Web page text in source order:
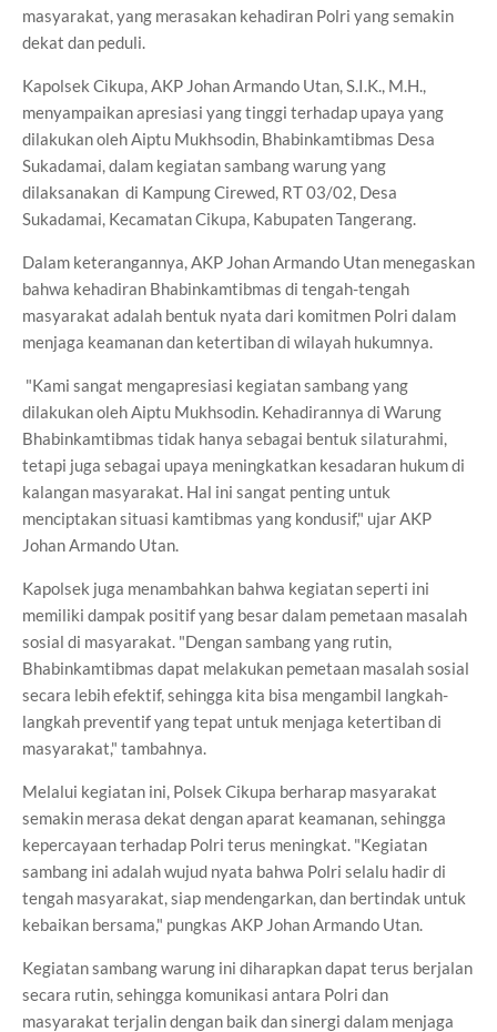
masyarakat, yang merasakan kehadiran Polri yang semakin
dekat dan peduli.
Kapolsek Cikupa, AKP Johan Armando Utan, S.I.K., M.H.,
menyampaikan apresiasi yang tinggi terhadap upaya yang
dilakukan oleh Aiptu Mukhsodin, Bhabinkamtibmas Desa
Sukadamai, dalam kegiatan sambang warung yang
dilaksanakan di Kampung Cirewed, RT 03/02, Desa
Sukadamai, Kecamatan Cikupa, Kabupaten Tangerang.
Dalam keterangannya, AKP Johan Armando Utan menegaskan
bahwa kehadiran Bhabinkamtibmas di tengah-tengah
masyarakat adalah bentuk nyata dari komitmen Polri dalam
menjaga keamanan dan ketertiban di wilayah hukumnya.
"Kami sangat mengapresiasi kegiatan sambang yang
dilakukan oleh Aiptu Mukhsodin. Kehadirannya di Warung
Bhabinkamtibmas tidak hanya sebagai bentuk silaturahmi,
tetapi juga sebagai upaya meningkatkan kesadaran hukum di
kalangan masyarakat. Hal ini sangat penting untuk
menciptakan situasi kamtibmas yang kondusif," ujar AKP
Johan Armando Utan.
Kapolsek juga menambahkan bahwa kegiatan seperti ini
memiliki dampak positif yang besar dalam pemetaan masalah
sosial di masyarakat. "Dengan sambang yang rutin,
Bhabinkamtibmas dapat melakukan pemetaan masalah sosial
secara lebih efektif, sehingga kita bisa mengambil langkah-
langkah preventif yang tepat untuk menjaga ketertiban di
masyarakat," tambahnya.
Melalui kegiatan ini, Polsek Cikupa berharap masyarakat
semakin merasa dekat dengan aparat keamanan, sehingga
kepercayaan terhadap Polri terus meningkat. "Kegiatan
sambang ini adalah wujud nyata bahwa Polri selalu hadir di
tengah masyarakat, siap mendengarkan, dan bertindak untuk
kebaikan bersama," pungkas AKP Johan Armando Utan.
Kegiatan sambang warung ini diharapkan dapat terus berjalan
secara rutin, sehingga komunikasi antara Polri dan
masyarakat terjalin dengan baik dan sinergi dalam menjaga